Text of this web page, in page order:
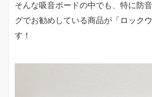
そんな吸音ボードの中でも、特に防
グでお勧めしている商品が 「ロック
す！